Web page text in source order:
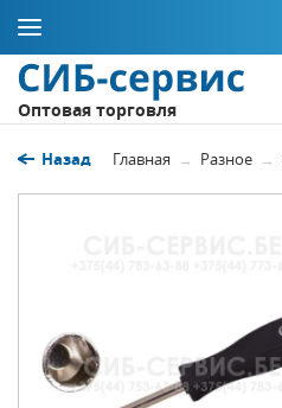
Оптовая торговля
Назад Главная Разное